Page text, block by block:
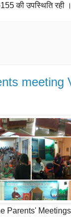
की उपस्थिति रही ।
meeting
Parents'